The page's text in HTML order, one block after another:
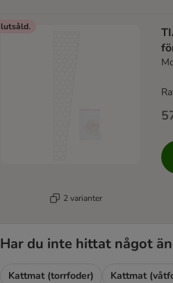
2 varianter
Har du inte hittat något
Kattmat (torrfoder) Kattmat